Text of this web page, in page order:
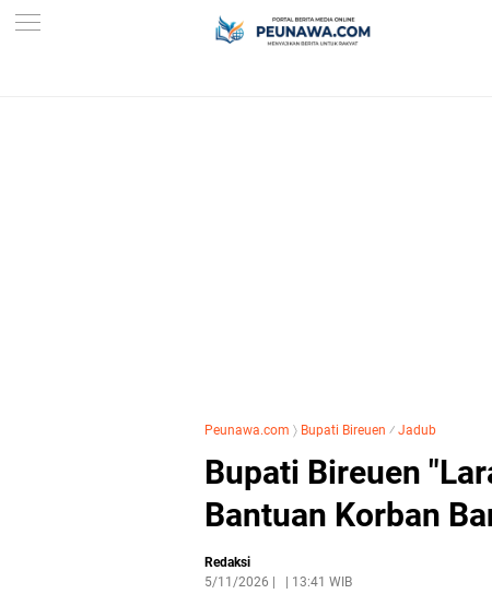
Peunawa.com 〉 Bupati Bireuen ⁄ Jadub
Bupati Bireuen
Bantuan Korban
Redaksi
5/11/2026
13:41 WIB